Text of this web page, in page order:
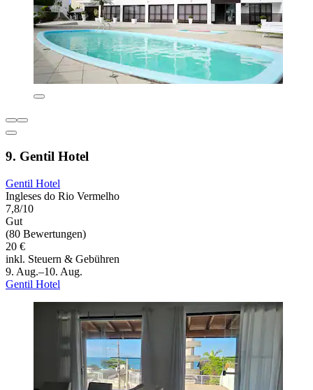
9. Gentil Hotel
Gentil Hotel
Ingleses do Rio Vermelho
7,8/10
Gut
(80 Bewertungen)
20 €
inkl. Steuern & Gebühren
9. Aug.–10. Aug.
Gentil Hotel